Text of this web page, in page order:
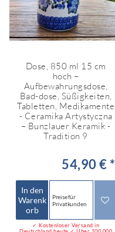
Dose, 850 ml 15 cm
hoch –
Aufbewahrungsdose,
Bad-dose, Süßigkeiten,
Tabletten, Medikamente
- Ceramika Artystyczna
– Bunzlauer Keramik -
Tradition 9
54,90 € *
In den
Warenk
orb
Preise für
Privatkunden
✓ Kostenloser Versand in